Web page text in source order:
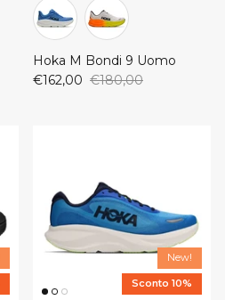
Hoka M Bondi 9 Uomo
€162,00 €180,00
New!
Sconto 10%